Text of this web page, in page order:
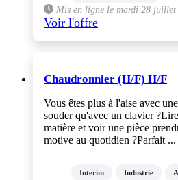
Mis en ligne le mardi 28 juillet
Voir l'offre
Chaudronnier (H/F) H/F
Vous êtes plus à l'aise avec
souder qu'avec un clavier
matière et voir une pièce
motive au quotidien ?Parfait ...
Interim Industrie